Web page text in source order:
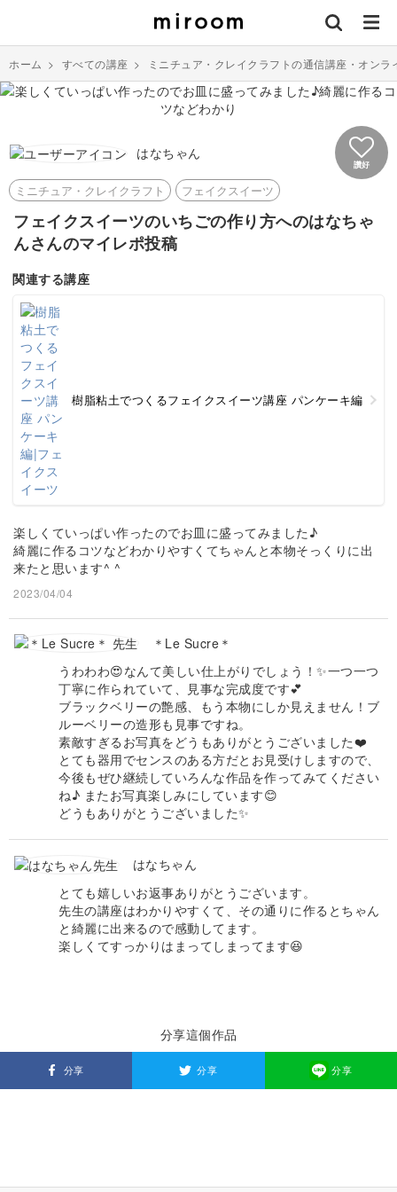
ホーム > すべての講座 > ミニチュア・クレイクラフトの通信講座・オンラ
はなちゃん
讚好
ミニチュア・クレイクラフト フェイクスイーツ
フェイクスイーツのいちごの作り方へのはなちゃ
んさんのマイレポ投稿
関連する講座
樹脂粘土でつくるフェイクスイーツ講座 パンケーキ編
楽しくていっぱい作ったのでお皿に盛ってみました♪
綺麗に作るコツなどわかりやすくてちゃんと本物そっくりに出
来たと思います^ ^
2023/04/04
＊Le Sucre＊
うわわわ😍なんて美しい仕上がりでしょう！✨一つ一つ
丁寧に作られていて、見事な完成度です💕
ブラックベリーの艶感、もう本物にしか見えません！ブ
ルーベリーの造形も見事ですね。
素敵すぎるお写真をどうもありがとうございました❤️
とても器用でセンスのある方だとお見受けしますので、
今後もぜひ継続していろんな作品を作ってみてください
ね♪ またお写真楽しみにしています😊
どうもありがとうございました✨
はなちゃん
とても嬉しいお返事ありがとうございます。
先生の講座はわかりやすくて、その通りに作るとちゃん
と綺麗に出来るので感動してます。
楽しくてすっかりはまってしまってます😆
分享這個作品
分享 分享 分享